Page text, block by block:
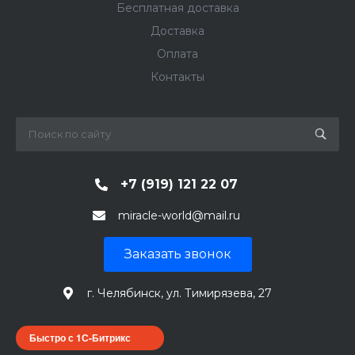
Бесплатная доставка
Доставка
Оплата
Контакты
+7 (919) 121 22 07
miracle-world@mail.ru
Заказать звонок
г. Челябинск, ул. Тимирязева, 27
Быстро с 1С-Битрикс